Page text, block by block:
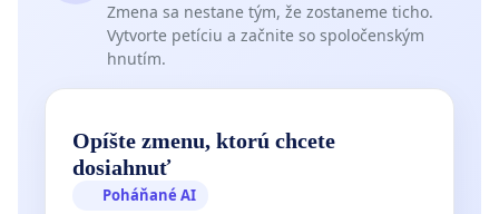
Zmena sa nestane tým, že zostaneme ticho.
Vytvorte petíciu a začnite so spoločenským
hnutím.
Opíšte zmenu, ktorú chcete
dosiahnuť
Poháňané AI